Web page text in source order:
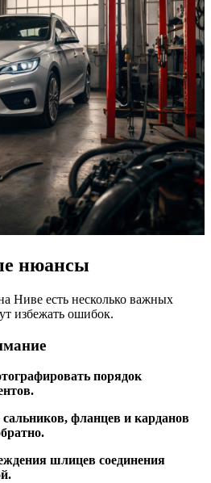
нюансы
Ниве есть несколько важных
избежать ошибок.
порядок
сальников, фланцев и карданов
шлицев соединения